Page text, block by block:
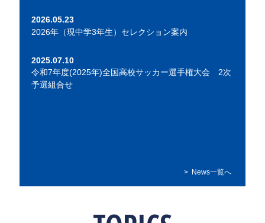
2026.05.23
2026年（現中学3年生）セレクション案内
2025.07.10
令和7年度(2025年)全国高校サッカー選手権大会 2次
予選組合せ
News一覧へ